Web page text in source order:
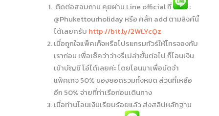
ติดต่อสอบถาม คุยผ่าน Line official ที่
:
@Phukettourholiday หรือ คลิ้ก add ตามลิงค์นี้
ได้เลยครับ http://bit.ly/2WLYcQz
เมื่อถูกใจแพ็คเก็จหรือโปรแกรมทัวร์ให้โทรจองกับ
เราก่อน เพื่อเช็คว่าว่างรึเปล่าขั้นต่อไป ก็โอนเงิน
เข้าบัญชี โอ๋ได้เลยค่ะ โดยโอนมาเพื่อมัดจำ
แพ็คเกจ 50% ของยอดรวมทั้งหมด ส่วนที่เหลือ
อีก 50% จ่ายที่ท่าเรือก่อนเดินทาง
เมื่อท่านโอนเงินเรียบร้อยแล้ว ส่งสลิปหลักฐาน